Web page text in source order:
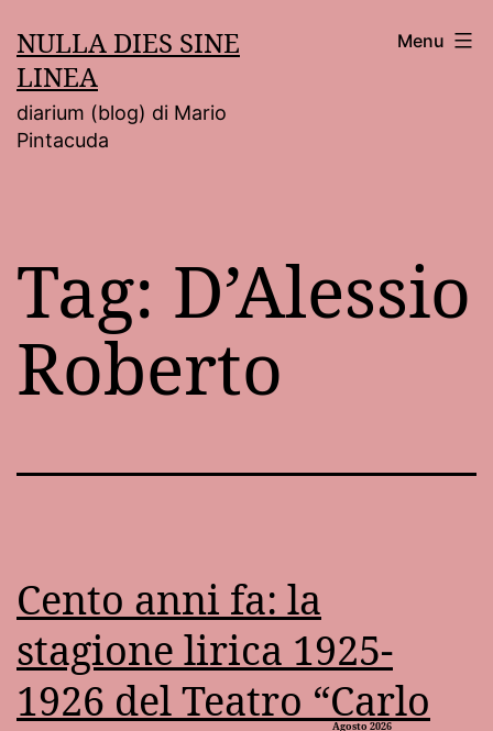
al
contenuto
NULLA DIES SINE
LINEA
diarium (blog) di Mario
Pintacuda
Menu
Tag: D’Alessio
Roberto
Cento anni fa: la
stagione lirica 1925-
1926 del Teatro “Carlo
Agosto 2026